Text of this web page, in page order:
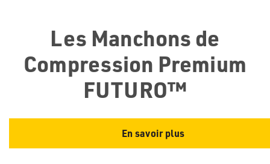
Les Manchons de
Compression Premium
FUTURO™
En savoir plus